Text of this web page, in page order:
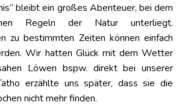
bleibt ein großes Abenteuer, bei dem
Regeln der Natur unterliegt.
zu bestimmten Zeiten können einfach
Wir hatten Glück mit dem Wetter
Löwen bspw. direkt bei unserer
erzählte uns später, dass sie die
nicht mehr finden.